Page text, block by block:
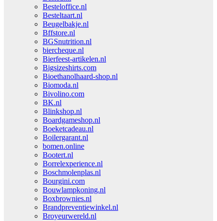
Besteloffice.nl
Besteltaart.nl
Beugelbakje.nl
Bffstore.nl
BGSnutrition.nl
biercheque.nl
Bierfeest-artikelen.nl
Bigsizeshirts.com
Bioethanolhaard-shop.nl
Biomoda.nl
Bivolino.com
BK.nl
Blinkshop.nl
Boardgameshop.nl
Boeketcadeau.nl
Boilergarant.nl
bomen.online
Bootert.nl
Borrelexperience.nl
Boschmolenplas.nl
Bourgini.com
Bouwlampkoning.nl
Boxbrownies.nl
Brandpreventiewinkel.nl
Broyeurwereld.nl